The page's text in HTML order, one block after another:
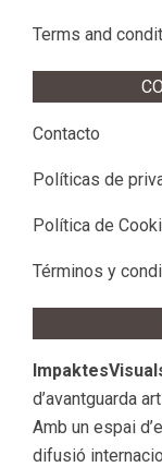
Terms and
Contacto
Políticas de
Política de
Términos y
d’avantguarda
Amb un espai
difusió